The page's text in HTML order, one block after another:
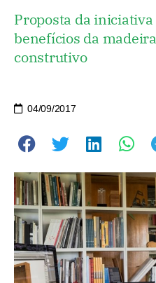
Proposta da
benefícios da
construtivo
04/09/2017